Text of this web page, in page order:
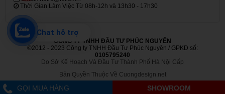
Thời Gian Làm Việc Từ 08h-12h và 13h30 - 17h30
CÔNG TY TNHH ĐẦU TƯ PHÚC NGUYÊN
©2012 - 2023 Công ty TNHH Đầu Tư Phúc Nguyên / GPKD số:
0105795240
Do Sở Kế Hoạch Và Đầu Tư Thành Phố Hà Nội Cấp
Bản Quyền Thuộc Về Cuongdesign.net
GỌI MUA HÀNG SHOWROOM
Chat hỗ trợ